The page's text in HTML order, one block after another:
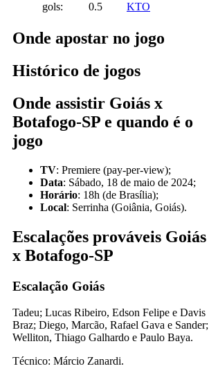
gols:
0.5
KTO
Onde apostar no jogo
Histórico de jogos
Onde assistir Goiás x
Botafogo-SP e quando é o
jogo
TV: Premiere (pay-per-view);
Data: Sábado, 18 de maio de 2024;
Horário: 18h (de Brasília);
Local: Serrinha (Goiânia, Goiás).
Escalações prováveis Goiás
x Botafogo-SP
Escalação Goiás
Tadeu; Lucas Ribeiro, Edson Felipe e Davis
Braz; Diego, Marcão, Rafael Gava e Sander;
Welliton, Thiago Galhardo e Paulo Baya.
Técnico: Márcio Zanardi.